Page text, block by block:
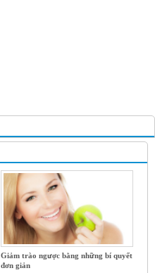
Giảm trào ngược bằng những bí quyết
đơn giản